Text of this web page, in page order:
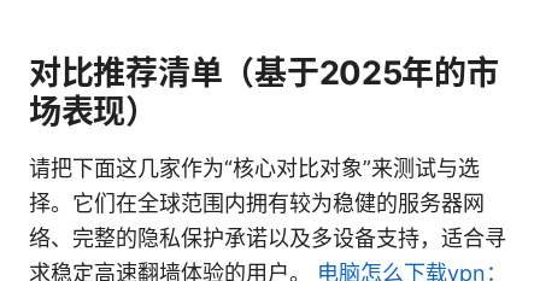
对比推荐清单（基于2025年的市
场表现）
请把下面这几家作为“核心对比对象”来测试与选
择。它们在全球范围内拥有较为稳健的服务器网
络、完整的隐私保护承诺以及多设备支持，适合寻
求稳定高速翻墙体验的用户。 电脑怎么下载vpn：